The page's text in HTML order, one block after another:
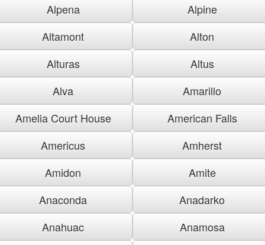
Alpena
Alpine
Altamont
Alton
Alturas
Altus
Alva
Amarillo
Amelia Court House
American Falls
Americus
Amherst
Amidon
Amite
Anaconda
Anadarko
Anahuac
Anamosa